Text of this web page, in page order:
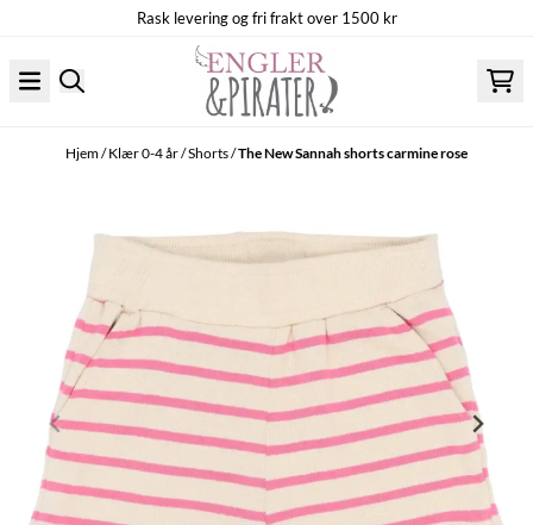
Rask levering og fri frakt over 1500 kr
Hjem/Klær 0-4 år/Shorts/The New Sannah shorts carmine rose